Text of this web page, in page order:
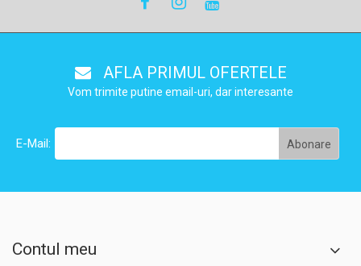
AFLA PRIMUL OFERTELE
Vom trimite putine email-uri, dar interesante
E-Mail:
Contul meu